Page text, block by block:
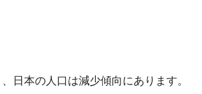
日本の人口は減少傾向にあります。